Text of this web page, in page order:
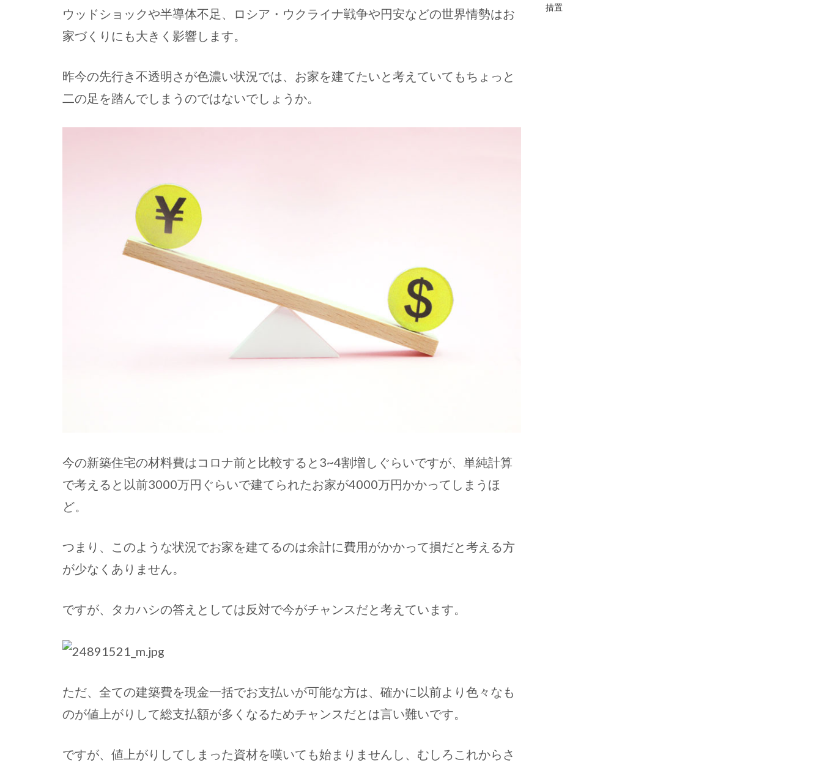
ウッドショックや半導体不足、ロシア・ウクライナ戦争や円安などの世界情勢はお
家づくりにも大きく影響します。
昨今の先行き不透明さが色濃い状況では、お家を建てたいと考えていてもちょっと
二の足を踏んでしまうのではないでしょうか。
今の新築住宅の材料費はコロナ前と比較すると3~4割増しぐらいですが、単純計算
で考えると以前3000万円ぐらいで建てられたお家が4000万円かかってしまうほ
ど。
つまり、このような状況でお家を建てるのは余計に費用がかかって損だと考える方
が少なくありません。
ですが、タカハシの答えとしては反対で今がチャンスだと考えています。
ただ、全ての建築費を現金一括でお支払いが可能な方は、確かに以前より色々なも
のが値上がりして総支払額が多くなるためチャンスだとは言い難いです。
ですが、値上がりしてしまった資材を嘆いても始まりませんし、むしろこれからさ